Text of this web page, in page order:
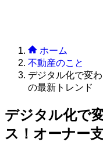
ホーム
不動産のこと
デジタル化で変
の最新トレンド
デジタル化で
ス！オーナー